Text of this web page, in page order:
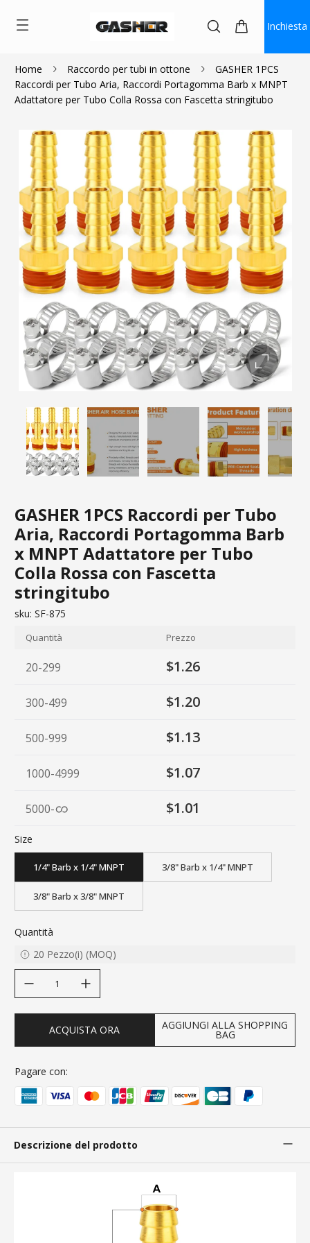
Inchiesta
Home Raccordo per tubi in ottone
GASHER 1PCS
Raccordi per Tubo Aria, Raccordi Portagomma Barb x MNPT
Adattatore per Tubo Colla Rossa con Fascetta stringitubo
GASHER 1PCS Raccordi per Tubo
Aria, Raccordi Portagomma Barb
x MNPT Adattatore per Tubo
Colla Rossa con Fascetta
stringitubo
$1.40 $1.26
sku: SF-875
Quantità Prezzo
20-299 $1.26
300-499 $1.20
500-999 $1.13
1000-4999 $1.07
5000- $1.01
Size
1/4" Barb x 1/4" MNPT 3/8" Barb x 1/4" MNPT
3/8" Barb x 3/8" MNPT
Quantità
20 Pezzo(i) (MOQ)
ACQUISTA ORA AGGIUNGI ALLA SHOPPING
BAG
Pagare con:
Descrizione del prodotto